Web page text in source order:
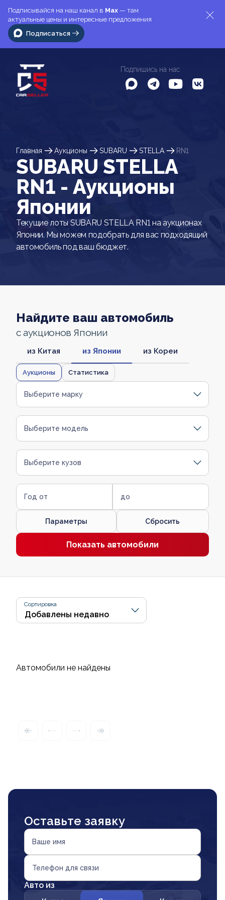
Подписывайся на наш канал в Max — там
актуальные цены и интересные предложения
Подписаться
Подпишись на нас
Главная Аукционы SUBARU STELLA RN1
SUBARU STELLA
RN1 - Аукционы
Японии
Текущие лоты SUBARU STELLA RN1 на аукционах
Японии. Мы можем подобрать для вас подходящий
автомобиль под ваш бюджет.
Найдите ваш автомобиль
с аукционов Японии
из Китая из Японии из Кореи
Аукционы Статистика
Выберите марку
Выберите модель
Выберите кузов
Год от до
Параметры Сбросить
Показать автомобили
Сортировка
Автомобили не найдены
Оставьте заявку
Ваше имя
Телефон для связи
Авто из